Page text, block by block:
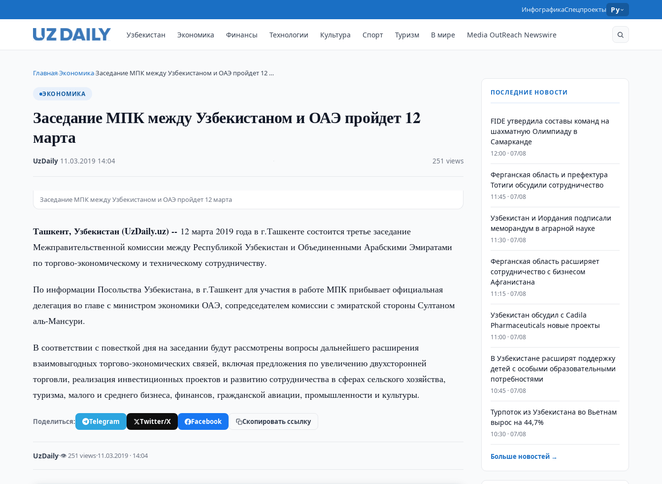
ИнфографикаСпецпроекты Ру
Узбекистан Экономика Финансы Технологии Культура Спорт Туризм В мире Media OutReach Newswire
Главная›Экономика›Заседание МПК между Узбекистаном и ОАЭ пройдет 12 …
ЭКОНОМИКА
Заседание МПК между Узбекистаном и ОАЭ пройдет 12
марта
UzDaily 11.03.2019 14:04 251 views
Заседание МПК между Узбекистаном и ОАЭ пройдет 12 марта
Ташкент, Узбекистан (UzDaily.uz) -- 12 марта 2019 года в г.Ташкенте состоится третье заседание
Межправительственной комиссии между Республикой Узбекистан и Объединенными Арабскими Эмиратами
по торгово-экономическому и техническому сотрудничеству.
По информации Посольства Узбекистана, в г.Ташкент для участия в работе МПК прибывает официальная
делегация во главе с министром экономики ОАЭ, сопредседателем комиссии с эмиратской стороны Султаном
аль-Мансури.
В соответствии с повесткой дня на заседании будут рассмотрены вопросы дальнейшего расширения
взаимовыгодных торгово-экономических связей, включая предложения по увеличению двухсторонней
торговли, реализация инвестиционных проектов и развитию сотрудничества в сферах сельского хозяйства,
туризма, малого и среднего бизнеса, финансов, гражданской авиации, промышленности и культуры.
Поделиться: Telegram Twitter/X Facebook Скопировать ссылку
UzDaily·👁 251 views·11.03.2019 · 14:04
ПОСЛЕДНИЕ НОВОСТИ
FIDE утвердила составы команд на
шахматную Олимпиаду в
Самарканде
12:00 · 07/08
Ферганская область и префектура
Тотиги обсудили сотрудничество
11:45 · 07/08
Узбекистан и Иордания подписали
меморандум в аграрной науке
11:30 · 07/08
Ферганская область расширяет
сотрудничество с бизнесом
Афганистана
11:15 · 07/08
Узбекистан обсудил с Cadila
Pharmaceuticals новые проекты
11:00 · 07/08
В Узбекистане расширят поддержку
детей с особыми образовательными
потребностями
10:45 · 07/08
Турпоток из Узбекистана во Вьетнам
вырос на 44,7%
10:30 · 07/08
Больше новостей →